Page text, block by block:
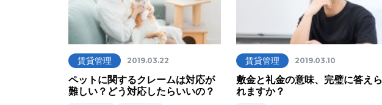
賃貸管理 2019.03.22
ペットに関するクレームは対応が
難しい？どう対応したらいいの？
賃貸管理 2019.03.10
敷金と礼金の意味、完璧に答えら
れますか？